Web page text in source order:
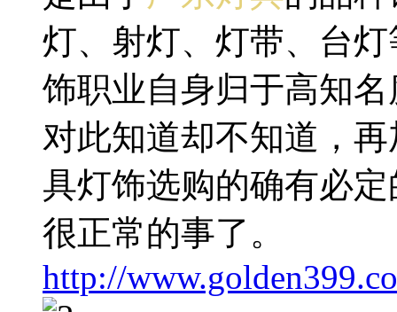
灯、射灯、灯带、台
饰职业自身归于高知
对此知道却不知道，
具灯饰选购的确有必
很正常的事了。
http://